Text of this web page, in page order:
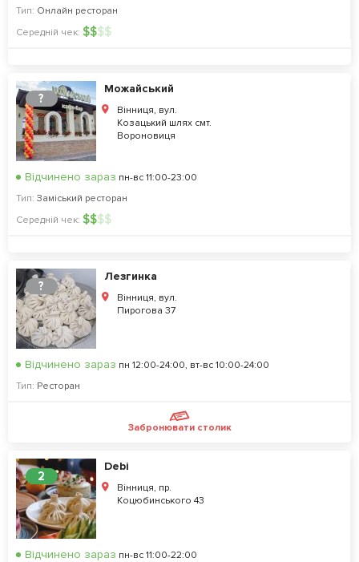
Тип: Онлайн ресторан
Середній чек: $$$$
?
Можайський
Вінниця, вул.
Козацький шлях смт.
Вороновиця
Відчинено зараз пн-вс 11:00-23:00
Тип: Заміський ресторан
Середній чек: $$$$
?
Лезгинка
Вінниця, вул.
Пирогова 37
Відчинено зараз пн 12:00-24:00, вт-вс 10:00-24:00
Тип: Ресторан
Забронювати столик
2
Debi
Вінниця, пр.
Коцюбинського 43
Відчинено зараз пн-вс 11:00-22:00